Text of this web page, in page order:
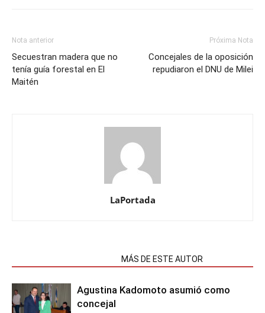
Nota anterior
Secuestran madera que no
tenía guía forestal en El
Maitén
Próxima Nota
Concejales de la oposición
repudiaron el DNU de Milei
LaPortada
MÁS DE ESTE AUTOR
Agustina Kadomoto asumió como
concejal